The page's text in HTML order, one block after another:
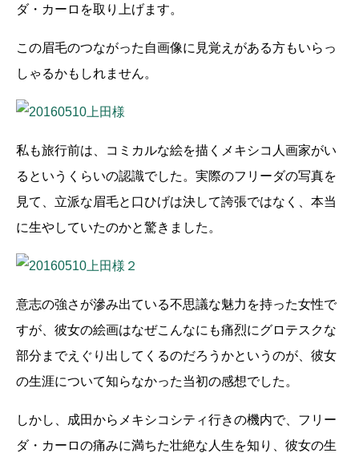
ダ・カーロを取り上げます。
この眉毛のつながった自画像に見覚えがある方もいらっ
しゃるかもしれません。
私も旅行前は、コミカルな絵を描くメキシコ人画家がい
るというくらいの認識でした。実際のフリーダの写真を
見て、立派な眉毛と口ひげは決して誇張ではなく、本当
に生やしていたのかと驚きました。
意志の強さが滲み出ている不思議な魅力を持った女性で
すが、彼女の絵画はなぜこんなにも痛烈にグロテスクな
部分までえぐり出してくるのだろうかというのが、彼女
の生涯について知らなかった当初の感想でした。
しかし、成田からメキシコシティ行きの機内で、フリー
ダ・カーロの痛みに満ちた壮絶な人生を知り、彼女の生